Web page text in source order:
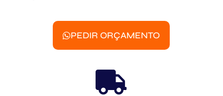
PEDIR ORÇAMENTO